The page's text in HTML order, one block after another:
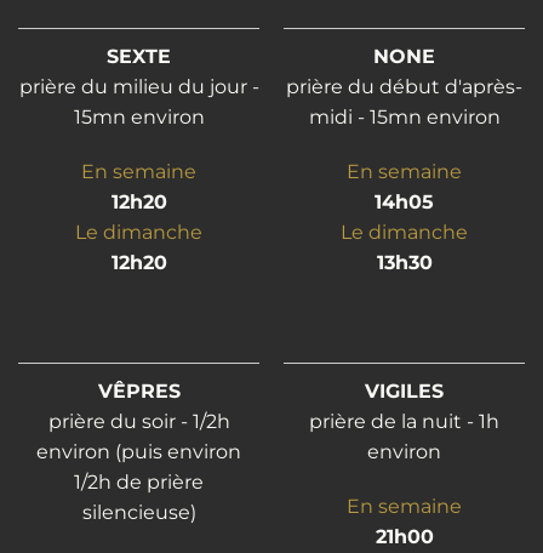
SEXTE
prière du milieu du jour -
15mn environ
En semaine
12h20
Le dimanche
12h20
NONE
prière du début d'après-
midi - 15mn environ
En semaine
14h05
Le dimanche
13h30
VÊPRES
prière du soir - 1/2h
environ (puis environ
1/2h de prière
silencieuse)
VIGILES
prière de la nuit - 1h
environ
En semaine
21h00